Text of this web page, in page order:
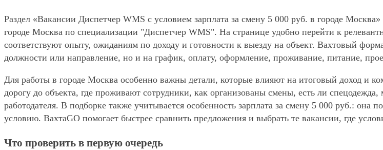
Раздел «Вакансии Диспетчер WMS с условием зарплата за смену 5 000 руб. в городе
городе Москва по специализации "Диспетчер WMS". На странице удобно перейти к
соответствуют опыту, ожиданиям по доходу и готовности к выезду на объект. Вахтовый
должности или направление, но и на график, оплату, оформление, проживание, питание,
Для работы в городе Москва особенно важны детали, которые влияют на итоговый доход и
дорогу до объекта, где проживают сотрудники, как организованы смены, есть ли
работодателя. В подборке также учитывается особенность зарплата за смену 5 000 руб.: она
условию. ВахтаGO помогает быстрее сравнить предложения и выбрать те вакансии, где
Что проверить в первую очередь